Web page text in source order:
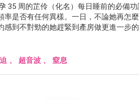
35 周的芷伶（化名）每日睡前的必備
率是否有任何異樣。一日，不論她再怎
到不對勁的她趕緊到產房做更進一步的
、 超音波 、 窒息